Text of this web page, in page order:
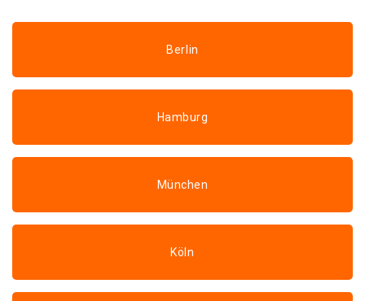
Berlin
Hamburg
München
Köln